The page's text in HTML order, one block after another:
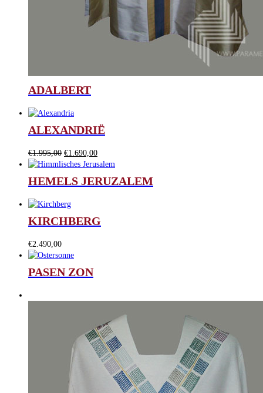
ADALBERT
ALEXANDRIË
€1.995,00 Oorspronkelijke
prijs
€1.995,00.
€1.690,00Huidige
prijs
€1.690,00.
HEMELS JERUZALEM
KIRCHBERG
€2.490,00
PASEN ZON